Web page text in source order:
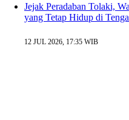
Jejak Peradaban Tolaki,
yang Tetap Hidup di
12 JUL 2026, 17:35 WIB